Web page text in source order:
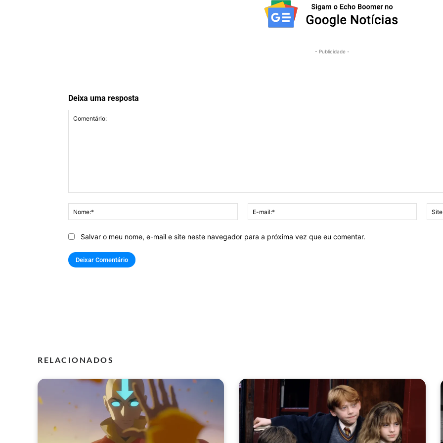
- Publicidade -
Deixa uma resposta
Nome:*
mail:*
Salvar o meu nome, e-mail e site neste navegador para a próxima vez que eu comentar.
RELACIONADOS